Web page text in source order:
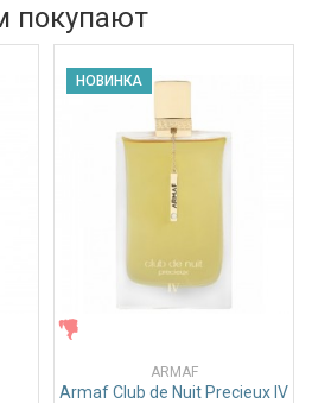
покупают
НОВИНКА
ARMAF
Armaf Club de Nuit Precieux IV